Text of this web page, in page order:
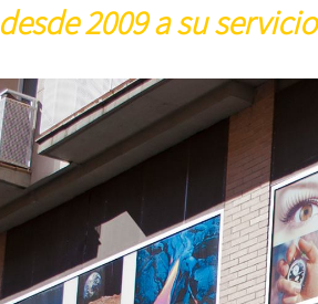
desde 2009 a su servicio